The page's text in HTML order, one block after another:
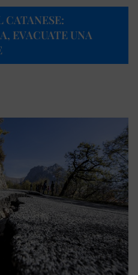
CATANESE:
EVACUATE UNA